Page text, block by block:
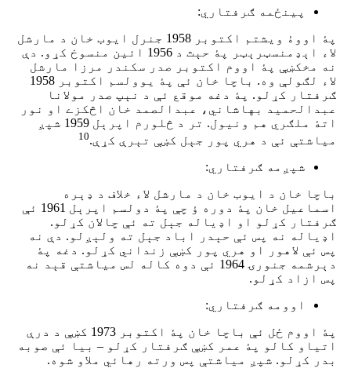
پینځمه ګرفتاري:
پۀ اووۀ ویشتم اکتوبر 1958 جنرل ایوب خان د مارشل
لاء اېډمنسټرېټر پۀ حېث د 1956 ائین منسوخ کړو. دې
نه مخکښې پۀ اووم اکتوبر صدر سکندر مرزا مارشل
لاء لګولې وه. باچا خان ئې پۀ یوولسم اکتوبر 1958
ګرفتار کړلو. پۀ دغه موقع ئې د نېپ صدر مولانا
عبدالحمید بهاشاني، عبدالصمد خان اڅکزے او نور
اتۀ ملګري هم ونیول. تر د څلورم اپرېل 1959 شپږ
میاشتې ئې د هري پور جېل کښې تېرې کړې.10
شپږمه ګرفتاري:
باچا خان د ایوب خان د مارشل لاء خلاف د ډېره
اسماعیل خان پۀ دوره ؤ چې پۀ دولسم اپرېل 1961 ئې
ګرفتار کړلو او اډیاله جېل ته ئې چالان کړلو.
اډیاله نه پس ئې حېدر اباد جېل ته ولېږلو. دې نه
پس ئې لاهور او هري پور کښې زنداني کړلو. دغه پۀ
دېرشمه جنورۍ 1964 ئې دوه کاله لس میاشتې قېد نه
پس ازاد کړلو.
اوومه ګرفتاري:
پۀ اووم ځل ئې باچا خان پۀ اکتوبر 1973 کښې د درې
اتیاو کالو پۀ عمر کښې ګرفتار کړلو – بیا ئې صوبه
بدر کړلو. شپږ میاشتې پس ورته رهائي ملاو شوه.